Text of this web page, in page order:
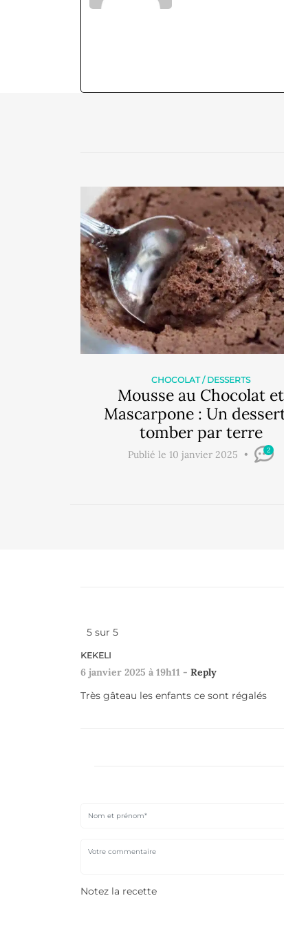
CHOCOLAT/ DESSERTS
Mousse au Chocolat et
Mascarpone : Un
tomber par terre
Publié le 10 janvier 2025 2
5 sur 5
KEKELI
6 janvier 2025 à 19h11 - Reply
Très gâteau les enfants ce sont régalés
Notez la recette